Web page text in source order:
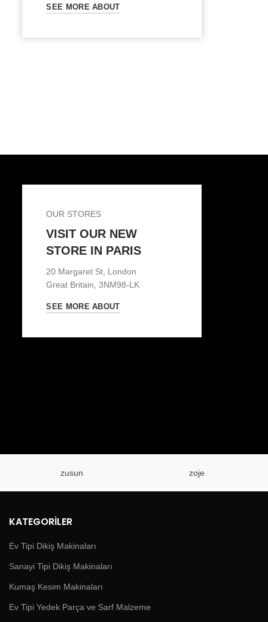
SEE MORE ABOUT
OUR STORES
VISIT OUR NEW
STORE IN PARIS
20 Margaret St, London
Great Britain, 3NM98-LK
SEE MORE ABOUT
zusun zoje
KATEGORILER
Ev Tipi Dikiş Makinaları
Sanayi Tipi Dikiş Makinaları
Kumaş Kesim Makinaları
Ev Tipi Yedek Parça ve Sarf Malzeme